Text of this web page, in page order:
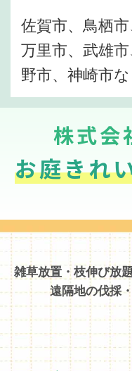
佐賀市、鳥栖
万里市、武雄
野市、神崎市
株式会
お庭きれ
雑草放置・枝伸び放
遠隔地の伐採